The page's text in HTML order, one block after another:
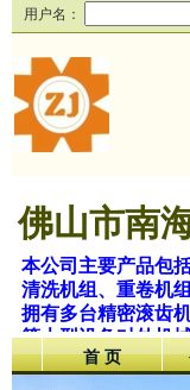
用户名：
佛山市南
本公司主要产品包
清洗机组、重卷机
拥有多台精密滚齿
等大型设备对外机
首 页